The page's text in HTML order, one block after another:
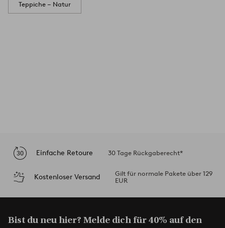
Teppiche – Natur
Einfache Retoure 30 Tage Rückgaberecht*
Kostenloser Versand
Gilt für normale Pakete über 129
EUR
Bist du neu hier? Melde dich für 40% auf den